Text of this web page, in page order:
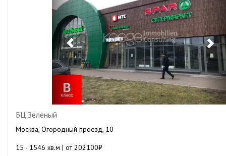
БЦ Зеленый
Москва, Огородный проезд, 10
15 - 1546 кв.м | от 202100₽